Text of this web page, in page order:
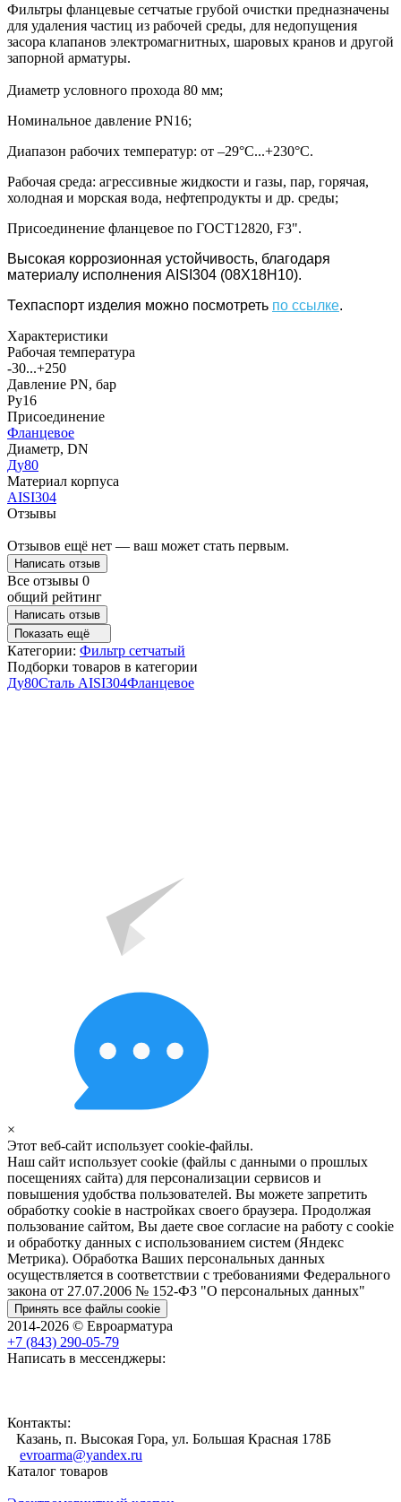
Фильтры фланцевые сетчатые грубой очистки предназначены
для удаления частиц из рабочей среды, для недопущения
засора клапанов электромагнитных, шаровых кранов и другой
запорной арматуры.
Диаметр условного прохода 80 мм;
Номинальное давление PN16;
Диапазон рабочих температур: от –29°C...+230°C.
Рабочая среда: агрессивные жидкости и газы, пар, горячая,
холодная и морская вода, нефтепродукты и др. среды;
Присоединение фланцевое по ГОСТ12820, F3".
Высокая коррозионная устойчивость, благодаря
материалу исполнения AISI304 (08Х18Н10).
Техпаспорт изделия можно посмотреть по ссылке.
Характеристики
Рабочая температура
-30...+250
Давление PN, бар
Ру16
Присоединение
Фланцевое
Диаметр, DN
Ду80
Материал корпуса
AISI304
Отзывы
Отзывов ещё нет — ваш может стать первым.
Написать отзыв
Все отзывы 0
общий рейтинг
Написать отзыв
Показать ещё
Категории: Фильтр сетчатый
Подборки товаров в категории
Ду80Сталь AISI304Фланцевое
×
Этот веб-сайт использует cookie-файлы.
Наш сайт использует cookie (файлы с данными о прошлых
посещениях сайта) для персонализации сервисов и
повышения удобства пользователей. Вы можете запретить
обработку cookie в настройках своего браузера. Продолжая
пользование сайтом, Вы даете свое согласие на работу с cookie
и обработку данных с использованием систем (Яндекс
Метрика). Обработка Ваших персональных данных
осуществляется в соответствии с требованиями Федерального
закона от 27.07.2006 № 152-Ф3 "О персональных данных"
Принять все файлы cookie
2014-2026 © Евроарматура
+7 (843) 290-05-79
Написать в мессенджеры:
Контакты:
Казань, п. Высокая Гора, ул. Большая Красная 178Б
evroarma@yandex.ru
Каталог товаров